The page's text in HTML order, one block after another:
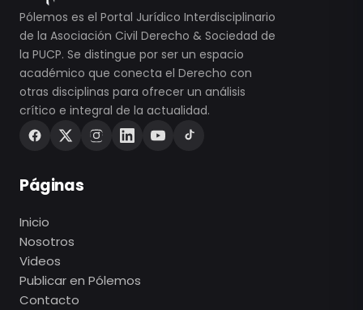
Pólemos es el Portal Jurídico Interdisciplinario
de la Asociación Civil Derecho & Sociedad de
la PUCP. Se distingue por ser un espacio
académico que conecta el Derecho con
otras disciplinas para ofrecer un análisis
crítico e integral de la actualidad.
Páginas
Inicio
Nosotros
Videos
Publicar en Pólemos
Contacto